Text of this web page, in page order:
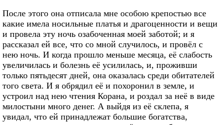
После этого она отписала мне особою крепостью все
какие имела носильные платья и драгоценности и вещи
и провела эту ночь озабоченная моей заботой; и я
рассказал ей все, что со мной случилось, и провёл с
нею ночь. И когда прошло меньше месяца, её слабость
увеличилась и болезнь её усилилась, и, проживши
только пятьдесят дней, она оказалась среди обитателей
того света. И я обрядил её и похоронил в земле, и
устроил над нею чтения Корана, и роздал за неё в виде
милостыни много денег. А выйдя из её склепа, я
увидал, что ей принадлежат большие богатства,